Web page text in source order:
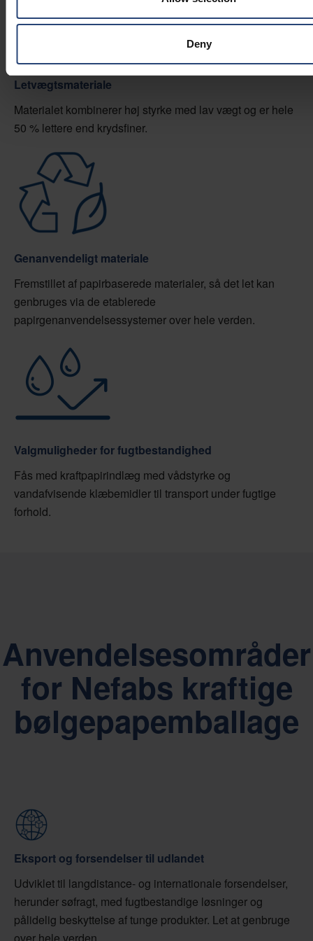
Deny
Letvægtsmateriale
Materialet kombinerer høj styrke med lav vægt og er hele
50 % lettere end krydsfiner.
Genanvendeligt materiale
Fremstillet af papirbaserede materialer, så det let kan
genbruges via de etablerede
papirgenanvendelsessystemer over hele verden.
Valgmuligheder for fugtbestandighed
Fås med kraftpapirindlæg med vådstyrke og
vandafvisende klæbemidler til transport under fugtige
forhold.
Anvendelsesområder
for Nefabs kraftige
bølgepapemballage
Eksport og forsendelser til udlandet
Udviklet til langdistance- og internationale forsendelser,
herunder søfragt, med fugtbestandige løsninger og
pålidelig beskyttelse af tunge produkter. Let at genbruge